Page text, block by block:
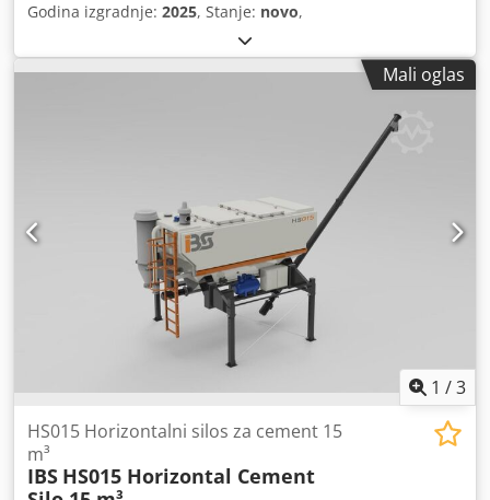
Godina izgradnje: 2025, Stanje: novo,
Mali oglas
1 /3
HS015 Horizontalni silos za cement 15
m³
IBS HS015 Horizontal Cement